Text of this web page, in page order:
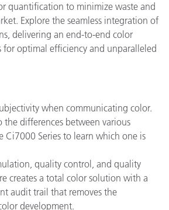
quantification to minimize waste and
Explore the seamless integration of
delivering an end-to-end color
for optimal efficiency and unparalleled
when communicating color.
the differences between various
Ci7000 Series to learn which one is
quality control, and quality
creates a total color solution with a
audit trail that removes the
development.